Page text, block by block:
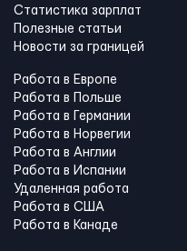
Статистика зарплат
Полезные статьи
Новости за границей
Работа в Европе
Работа в Польше
Работа в Германии
Работа в Норвегии
Работа в Англии
Работа в Испании
Удаленная работа
Работа в США
Работа в Канадe